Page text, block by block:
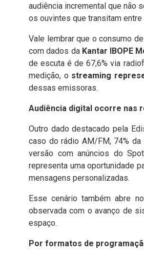
audiência incremental que não
os ouvintes que transitam
Vale lembrar que o consumo
com dados da Kantar IBOPE
de escuta é de 67,6% via
medição, o streaming
dessas emissoras.
Audiência digital ocorre nas
Outro dado destacado pela
caso do rádio AM/FM, 74%
versão com anúncios do
representa uma oportunidade
mensagens personalizadas.
Esse cenário também abre
observada com o avanço de
espaço.
Por formatos de